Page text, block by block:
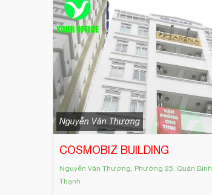
Nguyễn Văn Thương
COSMOBIZ BUILDING
Nguyễn Văn Thương, Phường 25, Quận Bình
Thạnh